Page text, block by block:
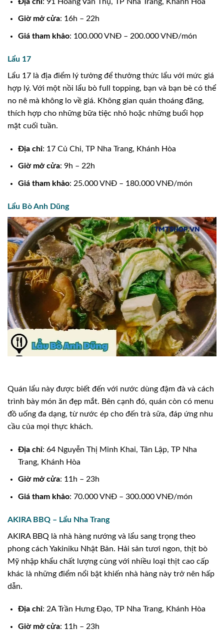
Giờ mở cửa: 16h – 22h
Giá tham khảo: 100.000 VNĐ – 200.000 VNĐ/món
Lẩu 17
Lẩu 17 là địa điểm lý tưởng để thưởng thức lẩu với mức giá
hợp lý. Với một nồi lẩu bò full topping, bạn và bạn bè có thể
no nê mà không lo về giá. Không gian quán thoáng đãng,
thích hợp cho những bữa tiệc nhỏ hoặc những buổi họp
mặt cuối tuần.
Địa chỉ: 17 Củ Chi, TP Nha Trang, Khánh Hòa
Giờ mở cửa: 9h – 22h
Giá tham khảo: 25.000 VNĐ – 180.000 VNĐ/món
Lẩu Bò Anh Dũng
Quán lẩu này được biết đến với nước dùng đậm đà và cách
trình bày món ăn đẹp mắt. Bên cạnh đó, quán còn có menu
đồ uống đa dạng, từ nước ép cho đến trà sữa, đáp ứng nhu
cầu của mọi thực khách.
Địa chỉ: 64 Nguyễn Thị Minh Khai, Tân Lập, TP Nha
Trang, Khánh Hòa
Giờ mở cửa: 11h – 23h
Giá tham khảo: 70.000 VNĐ – 300.000 VNĐ/món
AKIRA BBQ – Lẩu Nha Trang
AKIRA BBQ là nhà hàng nướng và lẩu sang trọng theo
phong cách Yakiniku Nhật Bản. Hải sản tươi ngon, thịt bò
Mỹ nhập khẩu chất lượng cùng với nhiều loại thịt cao cấp
khác là những điểm nổi bật khiến nhà hàng này trở nên hấp
dẫn.
Địa chỉ: 2A Trần Hưng Đạo, TP Nha Trang, Khánh Hòa
Giờ mở cửa: 11h – 23h